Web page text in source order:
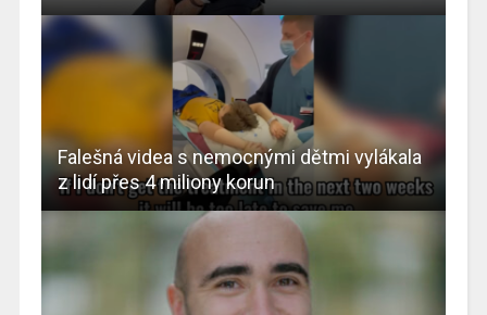
Falešná videa s nemocnými dětmi vylákala
z lidí přes 4 miliony korun